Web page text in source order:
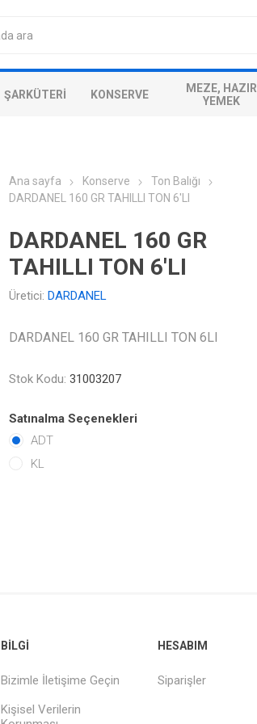
ŞARKÜTERI KONSERVE
MEZE, HAZIR
YEMEK
Ana sayfa Konserve
Ton Balığı
DARDANEL 160 GR TAHILLI TON 6'LI
DARDANEL 160 GR
TAHILLI TON 6'LI
Üretici: DARDANEL
DARDANEL 160 GR TAHILLI TON 6LI
Stok Kodu: 31003207
Satınalma Seçenekleri
ADT
KL
BILGI
Bizimle İletişime Geçin
Kişisel Verilerin
HESABIM
Siparişler